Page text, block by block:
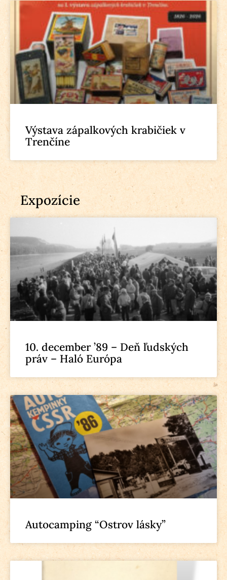
Výstava zápalkových krabičiek v
Trenčíne
Expozície
10. december ’89 – Deň ľudských
práv – Haló Európa
Autocamping “Ostrov lásky”